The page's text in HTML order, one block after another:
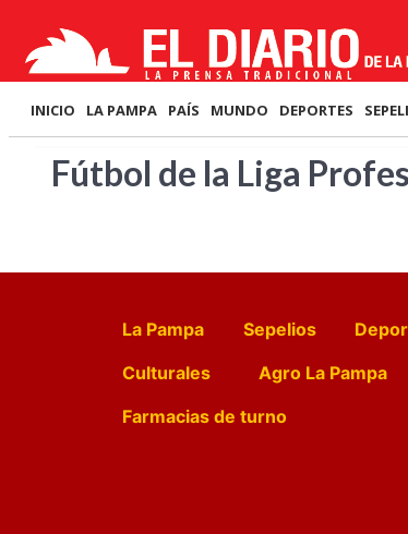
INICIO LA PAMPA PAÍS MUNDO DEPORTES
Fútbol de la Liga
La Pampa Sepelios
Culturales
Agro La Pampa
Farmacias de turno